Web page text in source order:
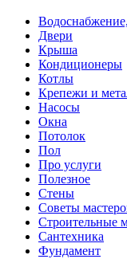
Двери
Крыша
Кондиционеры
Котлы
Крепежи и
Насосы
Окна
Потолок
Пол
Про услуги
Полезное
Стены
Советы
Строительные
Сантехника
Фундамент